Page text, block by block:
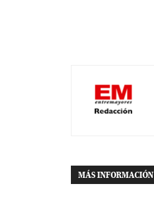
MÁS INFORMACIÓN